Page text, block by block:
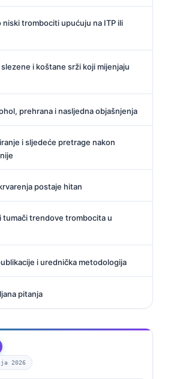
niski trombociti upućuju na ITP ili
i koštane srži koji mijenjaju
prehrana i nasljedna objašnjenja
i sljedeće pretrage nakon
postaje hitan
tumači trendove trombocita u
i urednička metodologija
pitanja
2026